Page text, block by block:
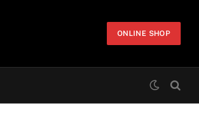
ONLINE SHOP